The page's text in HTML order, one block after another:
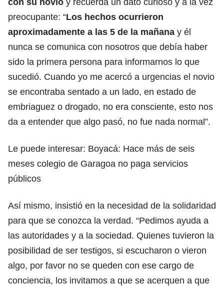
preocupante: “Los hechos ocurrieron
aproximadamente a las 5 de la mañana y él
nunca se comunica con nosotros que debía haber
sido la primera persona para informarnos lo que
sucedió. Cuando yo me acercó a urgencias el novio
se encontraba sentado a un lado, en estado de
embriaguez o drogado, no era consciente, esto nos
da a entender que algo pasó, no fue nada normal”.
Le puede interesar: Boyacá: Hace más de seis
meses colegio de Garagoa no paga servicios
públicos
Así mismo, insistió en la necesidad de la solidaridad
para que se conozca la verdad. “Pedimos ayuda a
las autoridades y a la sociedad. Quienes tuvieron la
posibilidad de ser testigos, si escucharon o vieron
algo, por favor no se queden con ese cargo de
conciencia, los invitamos a que se acerquen a que